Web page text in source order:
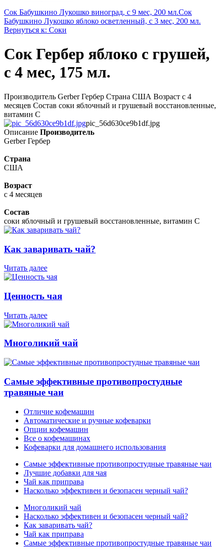
Сок Бабушкино Лукошко виноград, с 9 мес, 200 мл.Сок
Бабушкино Лукошко яблоко осветленный, с 3 мес, 200 мл.
Вернуться к: Соки
Сок Гербер яблоко с грушей,
с 4 мес, 175 мл.
Производитель Gerber Гербер Страна США Возраст с 4
месяцев Состав соки яблочный и грушевый восстановленные,
витамин С
pic_56d630ce9b1df.jpg
Описание Производитель
Gerber Гербер
Страна
США
Возраст
с 4 месяцев
Состав
соки яблочный и грушевый восстановленные, витамин С
Как заваривать чай?
Читать далее
Ценность чая
Читать далее
Многоликий чай
Самые эффективные противопростудные
травяные чаи
Отличие кофемашин
Автоматические и ручные кофеварки
Опции кофемашин
Все о кофемашинах
Кофеварки для домашнего использования
Самые эффективные противопростудные травяные чаи
Лучшие добавки для чая
Чай как приправа
Насколько эффективен и безопасен черный чай?
Многоликий чай
Насколько эффективен и безопасен черный чай?
Как заваривать чай?
Чай как приправа
Самые эффективные противопростудные травяные чаи